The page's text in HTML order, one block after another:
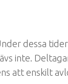
dessa
inte.
att enskilt